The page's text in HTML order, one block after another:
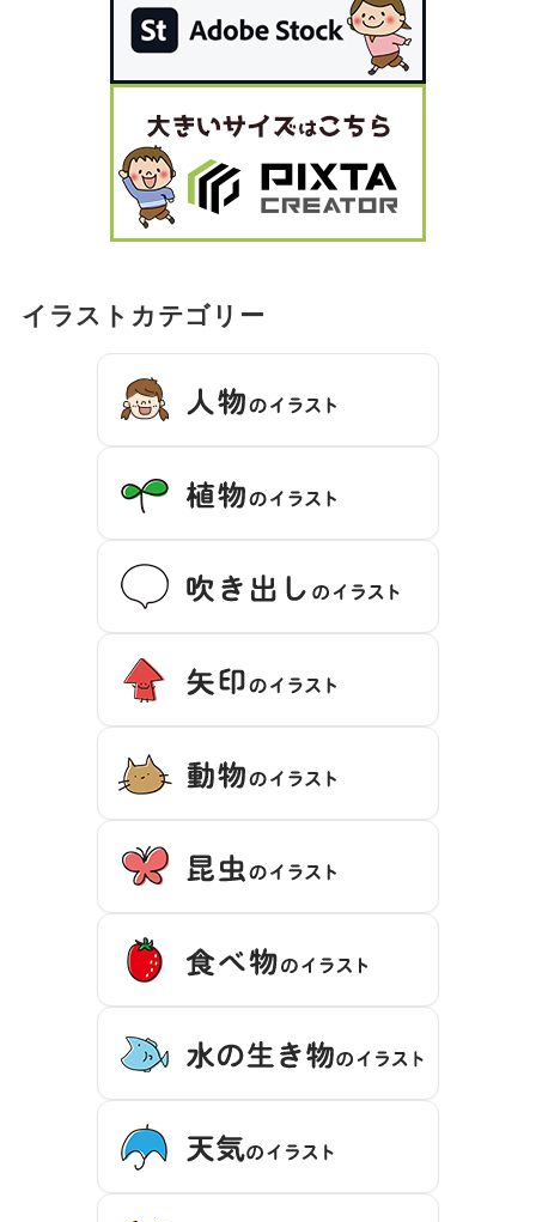
イラストカテゴリー